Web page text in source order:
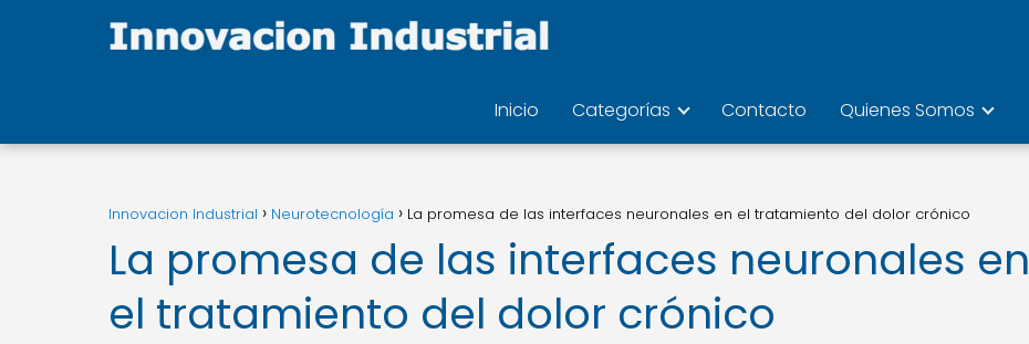
Inicio Categorías Contacto Quienes Somos
Innovacion Industrial Neurotecnología La promesa de las interfaces neuronales en el tratamiento del dolor crónico
La promesa de las interfaces neuronales en
el tratamiento del dolor crónico